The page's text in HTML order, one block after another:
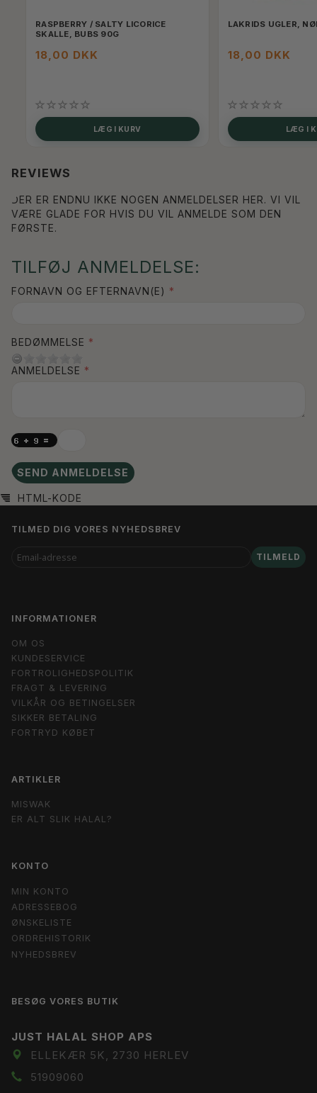
RASPBERRY / SALTY LICORICE
SKALLE, BUBS 90G
18,00 DKK
LÆG I KURV
LAKRIDS UGLER,
18,00 DKK
LÆG I
REVIEWS
DER ER ENDNU IKKE NOGEN ANMELDELSER HER. VI VIL
VÆRE GLADE FOR HVIS DU VIL ANMELDE SOM DEN
FØRSTE.
TILFØJ ANMELDELSE:
FORNAVN OG EFTERNAVN(E)
BEDØMMELSE
ANMELDELSE
SEND ANMELDELSE
HTML-KODE
TILMED DIG VORES NYHEDSBREV
EMAIL-
ADRESSE
TILMELD
INFORMATIONER
OM OS
KUNDESERVICE
FORTROLIGHEDSPOLITIK
FRAGT & LEVERING
VILKÅR OG BETINGELSER
SIKKER BETALING
FORTRYD KØBET
ARTIKLER
MISWAK
ER ALT SLIK HALAL?
KONTO
MIN KONTO
ADRESSEBOG
ØNSKELISTE
ORDREHISTORIK
NYHEDSBREV
BESØG VORES BUTIK
JUST HALAL SHOP APS
ELLEKÆR 5K, 2730 HERLEV
51909060